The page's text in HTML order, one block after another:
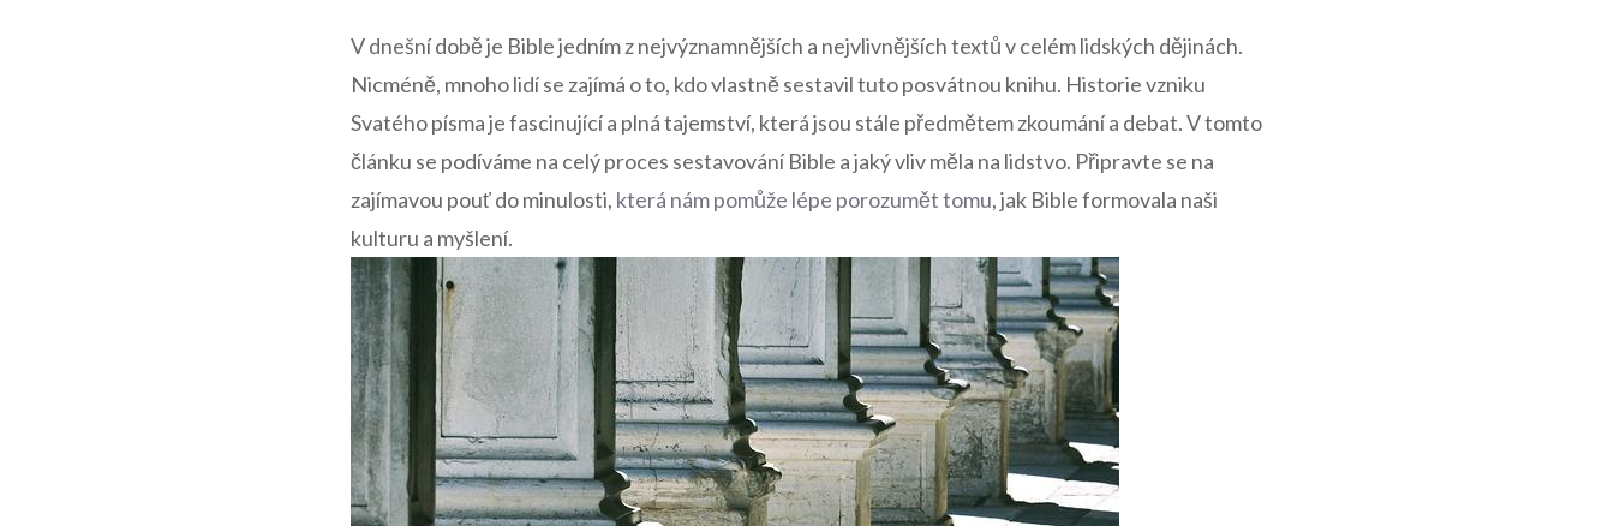
V dnešní době je Bible jedním z nejvýznamnějších a nejvlivnějších textů v celém lidských dějinách.
Nicméně, mnoho lidí se zajímá o to, kdo vlastně sestavil tuto posvátnou knihu. Historie vzniku
Svatého písma je fascinující a plná tajemství, která jsou stále předmětem zkoumání a debat. V tomto
článku se podíváme na celý proces sestavování Bible a jaký vliv měla na lidstvo. Připravte se na
zajímavou pouť do minulosti, která nám pomůže lépe porozumět tomu, jak Bible formovala naši
kulturu a myšlení.